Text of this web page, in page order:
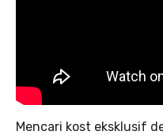
Mencari kost eksklusif